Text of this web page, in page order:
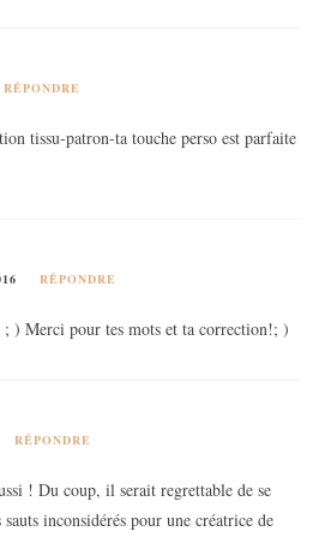
RÉPONDRE
tissu-patron-ta touche perso est parfaite
RÉPONDRE
) Merci pour tes mots et ta correction!; )
RÉPONDRE
! Du coup, il serait regrettable de se
inconsidérés pour une créatrice de